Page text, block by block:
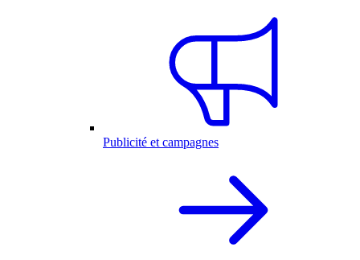
Publicité et campagnes